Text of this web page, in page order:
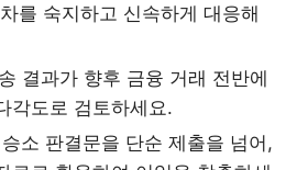
를 숙지하고 신속하게 대응해
결과가 향후 금융 거래 전반에
각도로 검토하세요.
승소 판결문을 단순 제출을 넘어,